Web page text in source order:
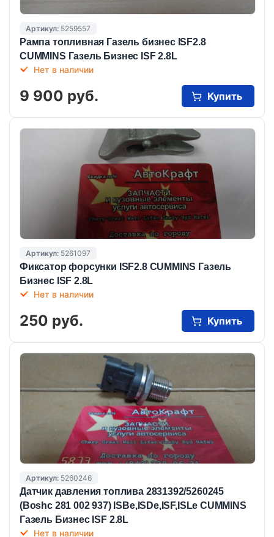
Артикул: 5259557
Рампа топливная Газель бизнес ISF2.8
CUMMINS Газель Бизнес ISF 2.8L
Нет в наличии
9 900 руб. Купить
Артикул: 5261097
Фиксатор форсунки ISF2.8 CUMMINS Газель
Бизнес ISF 2.8L
Нет в наличии
250 руб. Купить
Артикул: 5260246
Датчик давления топлива 2831392/5260245
(Boshc 281 002 937) ISBe,ISDe,ISF,ISLe CUMMINS
Газель Бизнес ISF 2.8L
Нет в наличии